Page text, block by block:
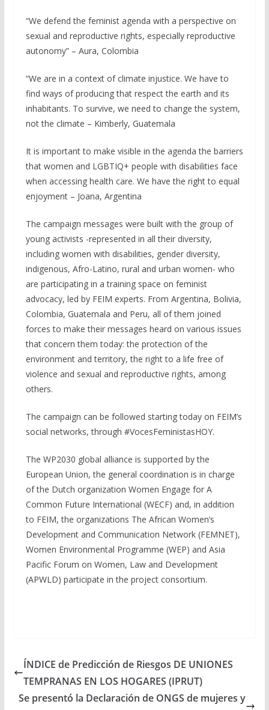
“We defend the feminist agenda with a perspective on
sexual and reproductive rights, especially reproductive
autonomy” – Aura, Colombia
“We are in a context of climate injustice. We have to
find ways of producing that respect the earth and its
inhabitants. To survive, we need to change the system,
not the climate – Kimberly, Guatemala
It is important to make visible in the agenda the barriers
that women and LGBTIQ+ people with disabilities face
when accessing health care. We have the right to equal
enjoyment – Joana, Argentina
The campaign messages were built with the group of
young activists -represented in all their diversity,
including women with disabilities, gender diversity,
indigenous, Afro-Latino, rural and urban women- who
are participating in a training space on feminist
advocacy, led by FEIM experts. From Argentina, Bolivia,
Colombia, Guatemala and Peru, all of them joined
forces to make their messages heard on various issues
that concern them today: the protection of the
environment and territory, the right to a life free of
violence and sexual and reproductive rights, among
others.
The campaign can be followed starting today on FEIM’s
social networks, through #VocesFeministasHOY.
The WP2030 global alliance is supported by the
European Union, the general coordination is in charge
of the Dutch organization Women Engage for A
Common Future International (WECF) and, in addition
to FEIM, the organizations The African Women’s
Development and Communication Network (FEMNET),
Women Environmental Programme (WEP) and Asia
Pacific Forum on Women, Law and Development
(APWLD) participate in the project consortium.
ÍNDICE de Predicción de Riesgos DE UNIONES
TEMPRANAS EN LOS HOGARES (IPRUT)
Se presentó la Declaración de ONGS de mujeres y